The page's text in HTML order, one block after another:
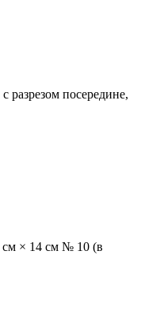
разрезом посередине,
см × 14 см № 10 (в